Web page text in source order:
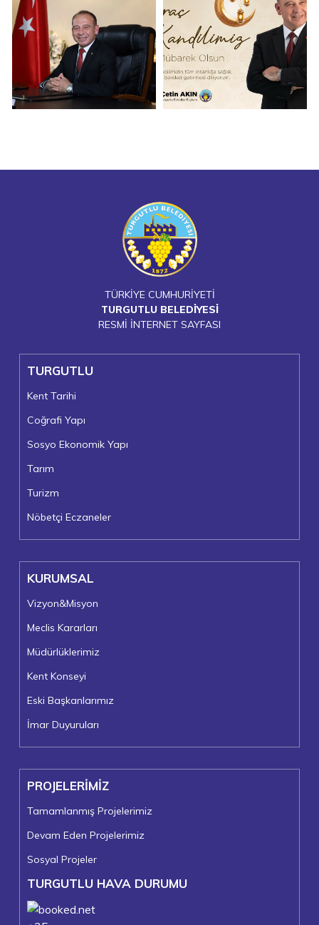
TÜRKİYE CUMHURİYETİ
TURGUTLU BELEDİYESİ
RESMİ İNTERNET SAYFASI
TURGUTLU
Kent Tarihi
Coğrafi Yapı
Sosyo Ekonomik Yapı
Tarım
Turizm
Nöbetçi Eczaneler
KURUMSAL
Vizyon&Misyon
Meclis Kararları
Müdürlüklerimiz
Kent Konseyi
Eski Başkanlarımız
İmar Duyuruları
PROJELERİMİZ
Tamamlanmış Projelerimiz
Devam Eden Projelerimiz
Sosyal Projeler
TURGUTLU HAVA DURUMU